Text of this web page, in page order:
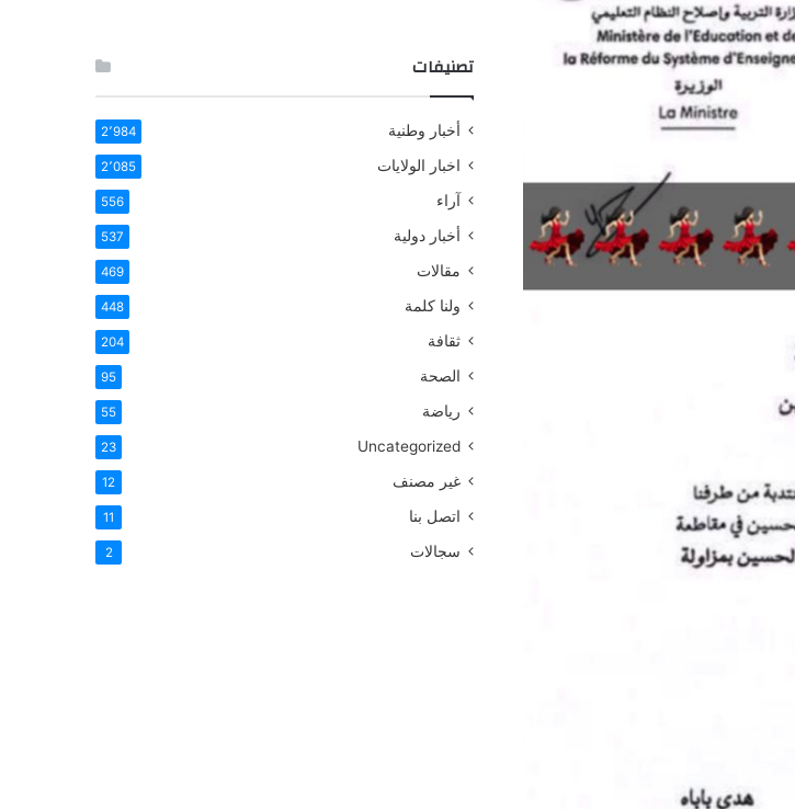
تصنيفات
أخبار وطنية 2٬984
اخبار الولايات 2٬085
آراء 556
أخبار دولية 537
مقالات 469
ولنا كلمة 448
ثقافة 204
الصحة 95
رياضة 55
Uncategorized
23
غير مصنف 12
اتصل بنا 11
سجالات 2